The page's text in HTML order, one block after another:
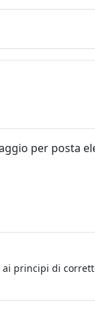
per posta